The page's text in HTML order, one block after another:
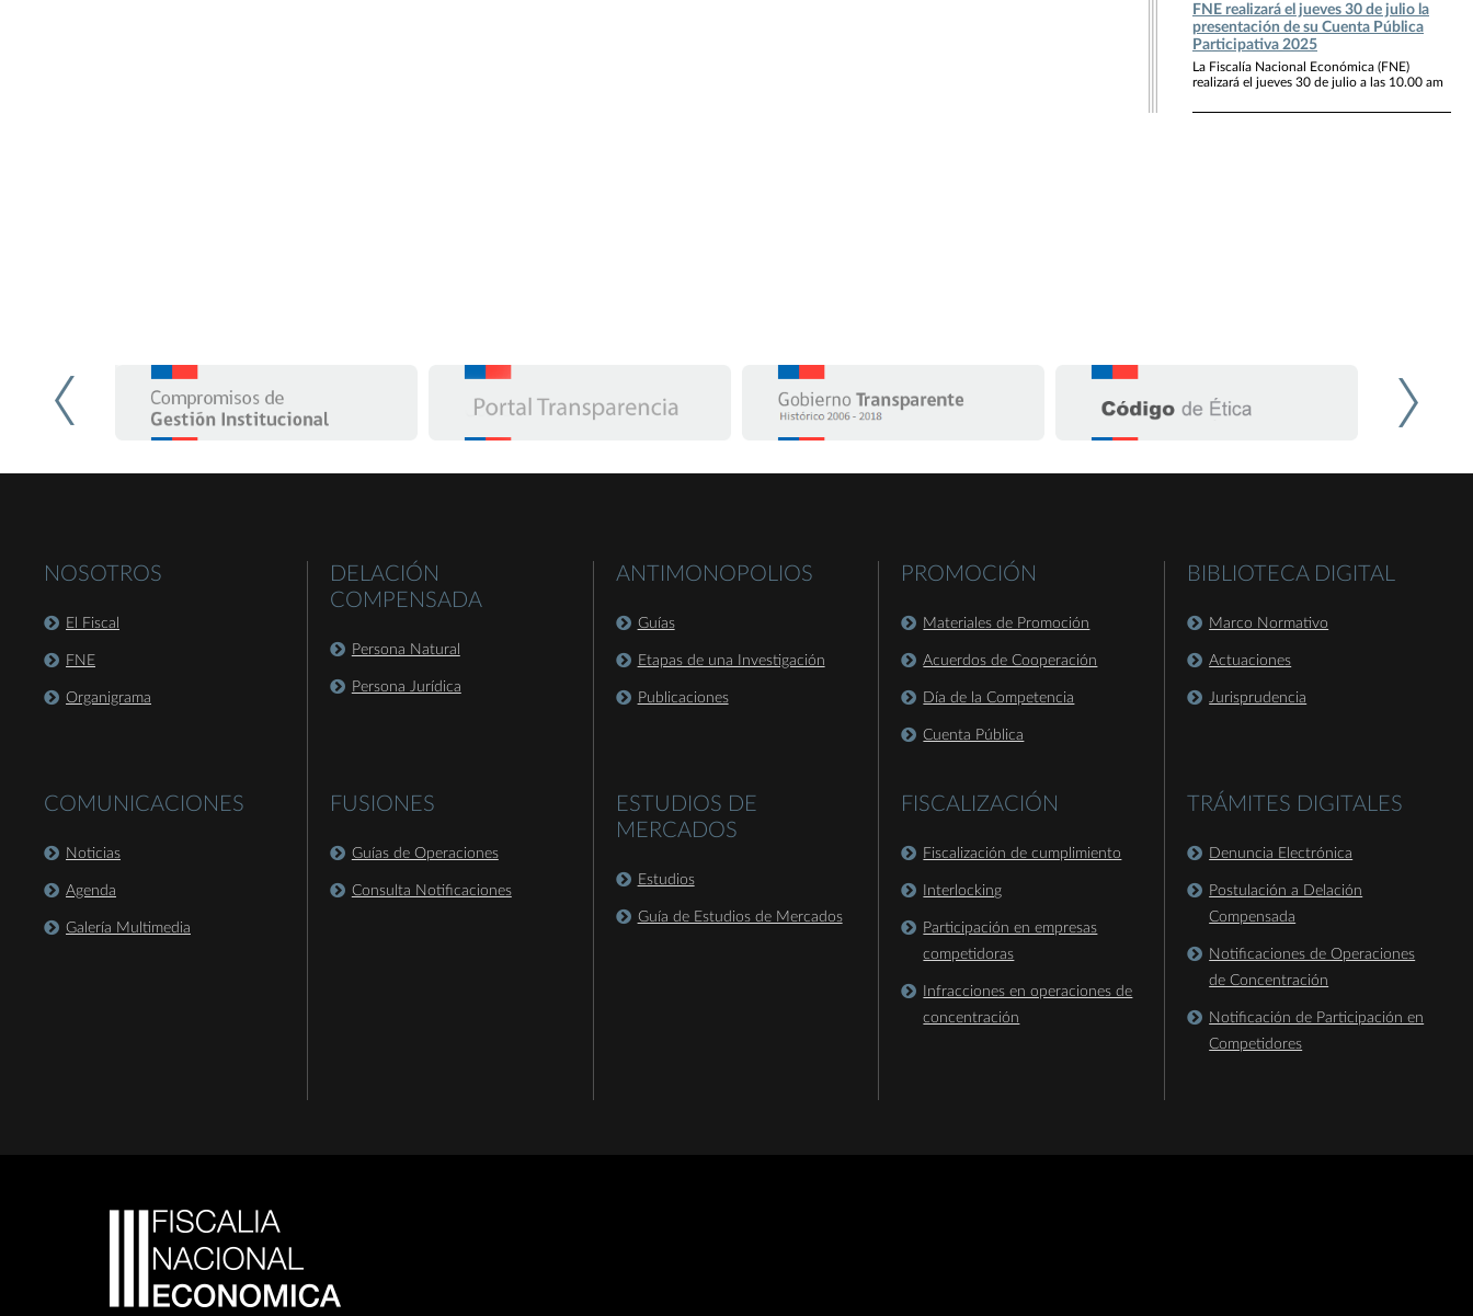
FNE realizará el jueves 30 de julio la
presentación de su Cuenta Pública
Participativa 2025
La Fiscalía Nacional Económica (FNE)
realizará el jueves 30 de julio a las 10.00 am
NOSOTROS
El Fiscal
FNE
Organigrama
COMUNICACIONES
Noticias
Agenda
Galería Multimedia
DELACIÓN
COMPENSADA
Persona Natural
Persona Jurídica
FUSIONES
Guías de Operaciones
Consulta Notificaciones
ANTIMONOPOLIOS
Guías
Etapas de una Investigación
Publicaciones
ESTUDIOS DE
MERCADOS
Estudios
Guía de Estudios de Mercados
PROMOCIÓN
Materiales de Promoción
Acuerdos de Cooperación
Día de la Competencia
Cuenta Pública
FISCALIZACIÓN
Fiscalización de cumplimiento
Interlocking
Participación en empresas
competidoras
Infracciones en operaciones de
concentración
BIBLIOTECA DIGITAL
Marco Normativo
Actuaciones
Jurisprudencia
TRÁMITES DIGITALES
Denuncia Electrónica
Postulación a Delación
Compensada
Notificaciones de Operaciones
de Concentración
Notificación de Participación en
Competidores